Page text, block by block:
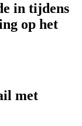
in tijdens
op het
met